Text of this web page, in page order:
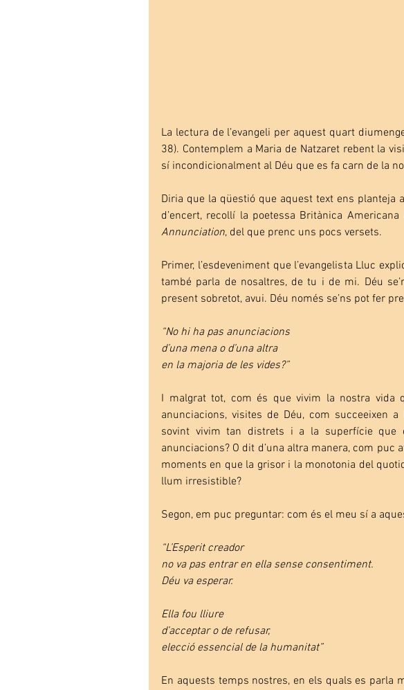
La lectura de l’evangeli per aquest quart
38). Contemplem a Maria de Natzaret rebent la
sí incondicionalment al Déu que es fa carn de la
Diria que la qüestió que aquest text ens planteja
d’encert, recollí la poetessa Britànica Americana
Annunciation, del que prenc uns pocs versets.
Primer, l’esdeveniment que l’evangelista Lluc
també parla de nosaltres, de tu i de mi. Déu
present sobretot, avui. Déu només se’ns pot fer
“No hi ha pas anunciacions
d’una mena o d’una altra
en la majoria de les vides?”
I malgrat tot, com és que vivim la nostra vida
anunciacions, visites de Déu, com succeeixen
sovint vivim tan distrets i a la superfície que
anunciacions? O dit d’una altra manera, com
moments en que la grisor i la monotonia del
llum irresistible?
Segon, em puc preguntar: com és el meu sí a
“L’Esperit creador
no va pas entrar en ella sense consentiment.
Déu va esperar.
Ella fou lliure
d’acceptar o de refusar,
elecció essencial de la humanitat”
En aquests temps nostres, en els quals es parla